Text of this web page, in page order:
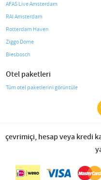
AFAS Live Amsterdam
RAI Amsterdam
Rotterdam Haven
Ziggo Dome
Biesbosch
Otel paketleri
Tüm otel paketlerini görüntüle
çevrimiçi, hesap veya kredi